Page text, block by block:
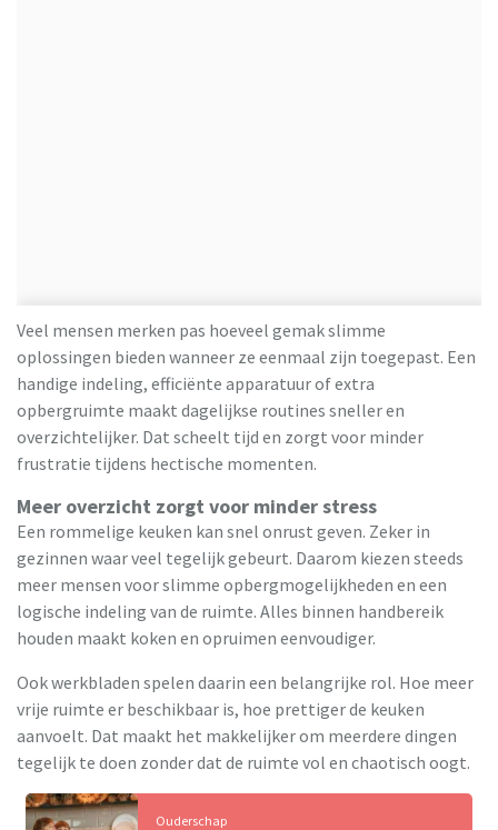
Veel mensen merken pas hoeveel gemak slimme
oplossingen bieden wanneer ze eenmaal zijn toegepast. Een
handige indeling, efficiënte apparatuur of extra
opbergruimte maakt dagelijkse routines sneller en
overzichtelijker. Dat scheelt tijd en zorgt voor minder
frustratie tijdens hectische momenten.
Meer overzicht zorgt voor minder stress
Een rommelige keuken kan snel onrust geven. Zeker in
gezinnen waar veel tegelijk gebeurt. Daarom kiezen steeds
meer mensen voor slimme opbergmogelijkheden en een
logische indeling van de ruimte. Alles binnen handbereik
houden maakt koken en opruimen eenvoudiger.
Ook werkbladen spelen daarin een belangrijke rol. Hoe meer
vrije ruimte er beschikbaar is, hoe prettiger de keuken
aanvoelt. Dat maakt het makkelijker om meerdere dingen
tegelijk te doen zonder dat de ruimte vol en chaotisch oogt.
Ouderschap